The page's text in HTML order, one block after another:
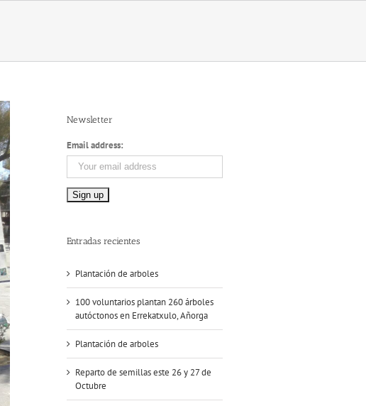
Newsletter
Email address:
Entradas recientes
Plantación de arboles
100 voluntarios plantan 260 árboles
autóctonos en Errekatxulo, Añorga
Plantación de arboles
Reparto de semillas este 26 y 27 de
Octubre